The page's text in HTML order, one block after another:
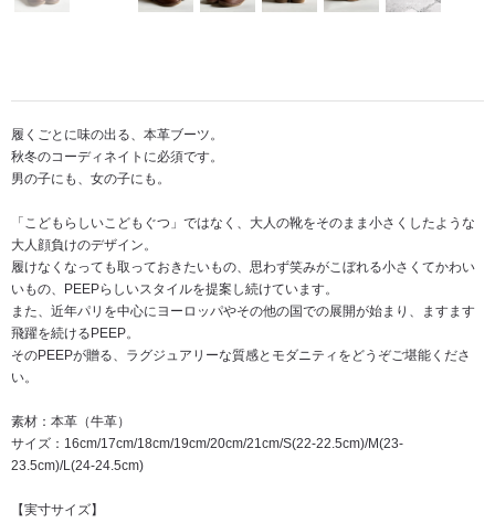
履くごとに味の出る、本革ブーツ。
秋冬のコーディネイトに必須です。
男の子にも、女の子にも。
「こどもらしいこどもぐつ」ではなく、大人の靴をそのまま小さくしたような
大人顔負けのデザイン。
履けなくなっても取っておきたいもの、思わず笑みがこぼれる小さくてかわい
いもの、PEEPらしいスタイルを提案し続けています。
また、近年パリを中心にヨーロッパやその他の国での展開が始まり、ますます
飛躍を続けるPEEP。
そのPEEPが贈る、ラグジュアリーな質感とモダニティをどうぞご堪能くださ
い。
素材：本革（牛革）
サイズ：16cm/17cm/18cm/19cm/20cm/21cm/S(22-22.5cm)/M(23-
23.5cm)/L(24-24.5cm)
【実寸サイズ】